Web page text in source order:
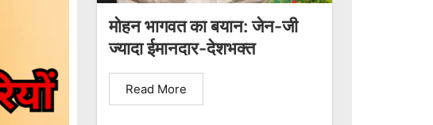
मोहन भागवत का बयान: जेन-जी
ज्यादा ईमानदार-देशभक्त
Read More